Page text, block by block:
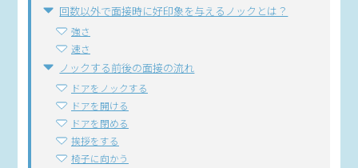
回数以外で面接時に好印象を与えるノックとは？
強さ
速さ
ノックする前後の面接の流れ
ドアをノックする
ドアを開ける
ドアを閉める
挨拶をする
椅子に向かう